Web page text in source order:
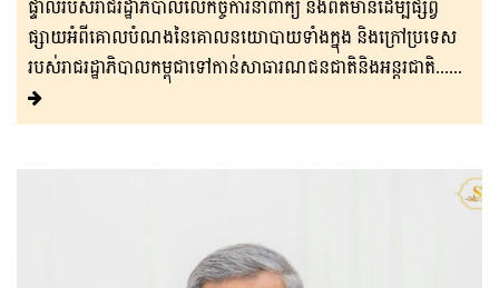
ផ្ទាល់​របស់រាជរដ្ឋាភិ​បា​ល​លើ​កិច្ចការ​នាំពាក្យ និងព័ត៌មាន​ដើម្បីផ្សព្វ​
ផ្សាយ​​អំពីគោលបំណងនៃគោល​នយោបាយទាំងក្នុង និងក្រៅ​ប្រទេ​​ស​
របស់រាជរដ្ឋា​ភិ​បា​ល​កម្ពុជាទៅកាន់សាធារណជនជាតិនិងអន្តរជាតិ......